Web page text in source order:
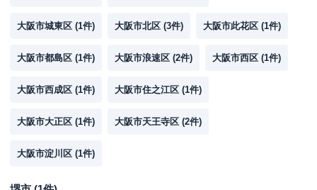
大阪市城東区 (1件) 大阪市北区 (3件) 大阪市此花区 (1件)
大阪市都島区 (1件) 大阪市浪速区 (2件) 大阪市西区 (1件)
大阪市西成区 (1件) 大阪市住之江区 (1件)
大阪市大正区 (1件) 大阪市天王寺区 (2件)
大阪市淀川区 (1件)